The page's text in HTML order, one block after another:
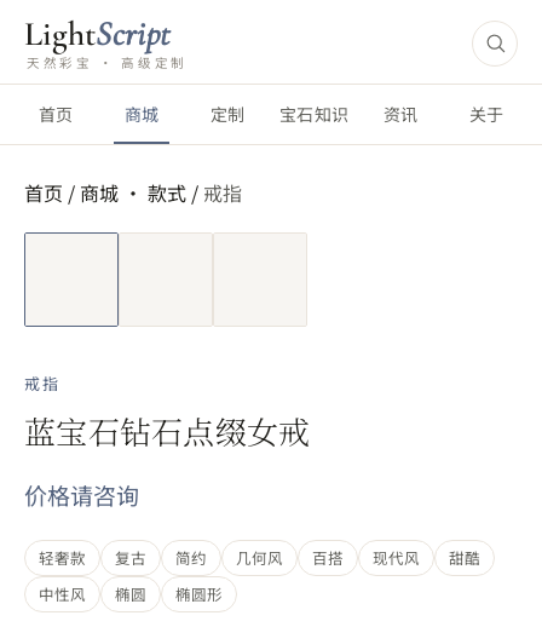
LightScript
天然彩宝 · 高级定制
首页 商城 定制 宝石知识 资讯 关于
首页 / 商城 · 款式 / 戒指
短视频
戒指
蓝宝石钻石点缀女戒
价格请咨询
轻奢款 复古 简约 几何风 百搭 现代风
甜酷
中性风
椭圆 椭圆形